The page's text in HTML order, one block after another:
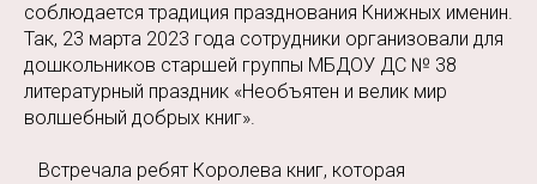
соблюдается традиция празднования Книжных именин.
Так, 23 марта 2023 года сотрудники организовали для
дошкольников старшей группы МБДОУ ДС № 38
литературный праздник «Необъятен и велик мир
волшебный добрых книг».
Встречала ребят Королева книг, которая